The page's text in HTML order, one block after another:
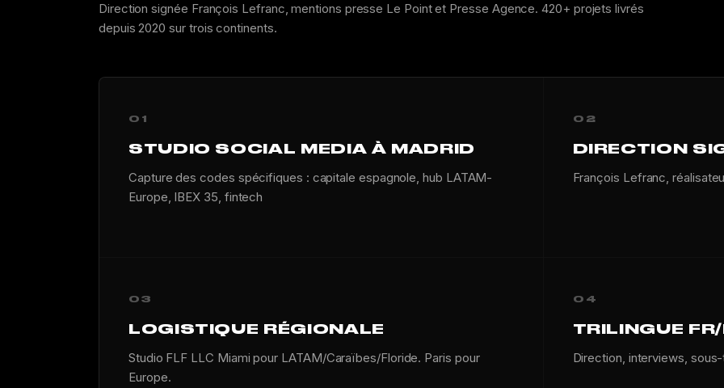
Direction signée François Lefranc, mentions presse Le Point et Presse Agence. 420+ projets livrés
depuis 2020 sur trois continents.
01
STUDIO SOCIAL MEDIA À MADRID
Capture des codes spécifiques : capitale espagnole, hub LATAM-
Europe, IBEX 35, fintech
02
DIRECTION
François Lefranc,
03
LOGISTIQUE RÉGIONALE
Studio FLF LLC Miami pour LATAM/Caraïbes/Floride. Paris pour
Europe.
04
TRILINGUE
Direction, interviews,